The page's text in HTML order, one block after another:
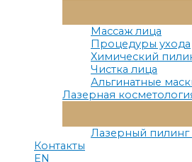
Массаж лица
Процедуры ухода
Химический
Чистка лица
Альгинатные
Лазерная
Лазерный
Контакты
EN